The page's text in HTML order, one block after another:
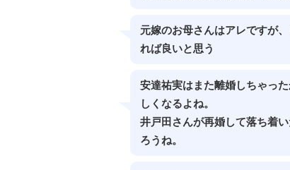
元嫁のお母さんはアレですが
れば良いと思う
安達祐実はまた離婚しちゃっ
しくなるよね。
井戸田さんが再婚して落ち着
ろうね。